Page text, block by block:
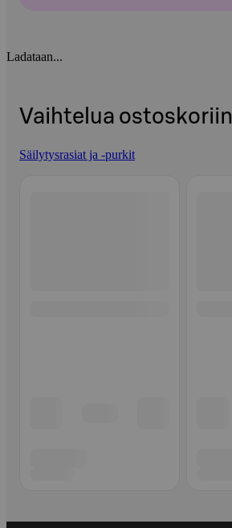
Ladataan...
Vaihtelua ostoskoriin
Säilytysrasiat ja -purkit